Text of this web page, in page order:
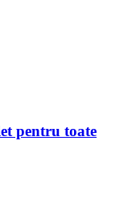
pentru toate